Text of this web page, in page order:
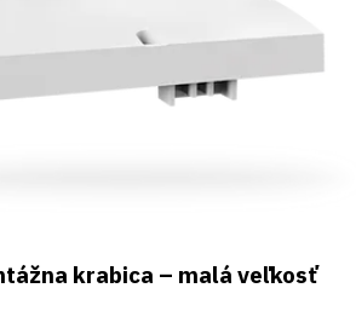
krabica – malá veľkosť